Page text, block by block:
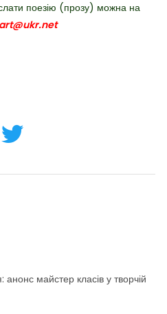
поезію (прозу) можна на
майстер класів у творчій